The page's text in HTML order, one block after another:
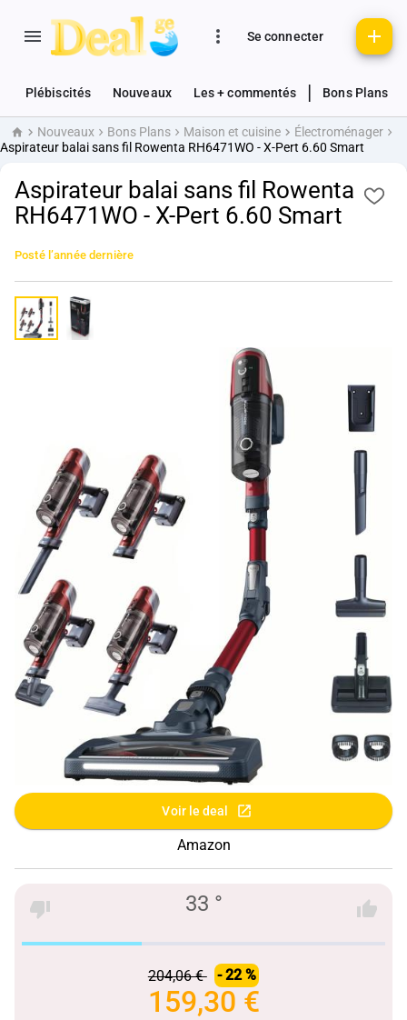
Se connecter
Plébiscités Nouveaux Les + commentés Bons Plans
AccueilNouveaux Bons Plans Maison et cuisine
Électroménager
Aspirateur balai sans fil Rowenta RH6471WO - X-Pert 6.60 Smart
Aspirateur balai sans fil Rowenta
RH6471WO - X-Pert 6.60 Smart
Posté l’année dernière
Voir le deal
Amazon
33 °
204,06 € - 22 %
159,30 €